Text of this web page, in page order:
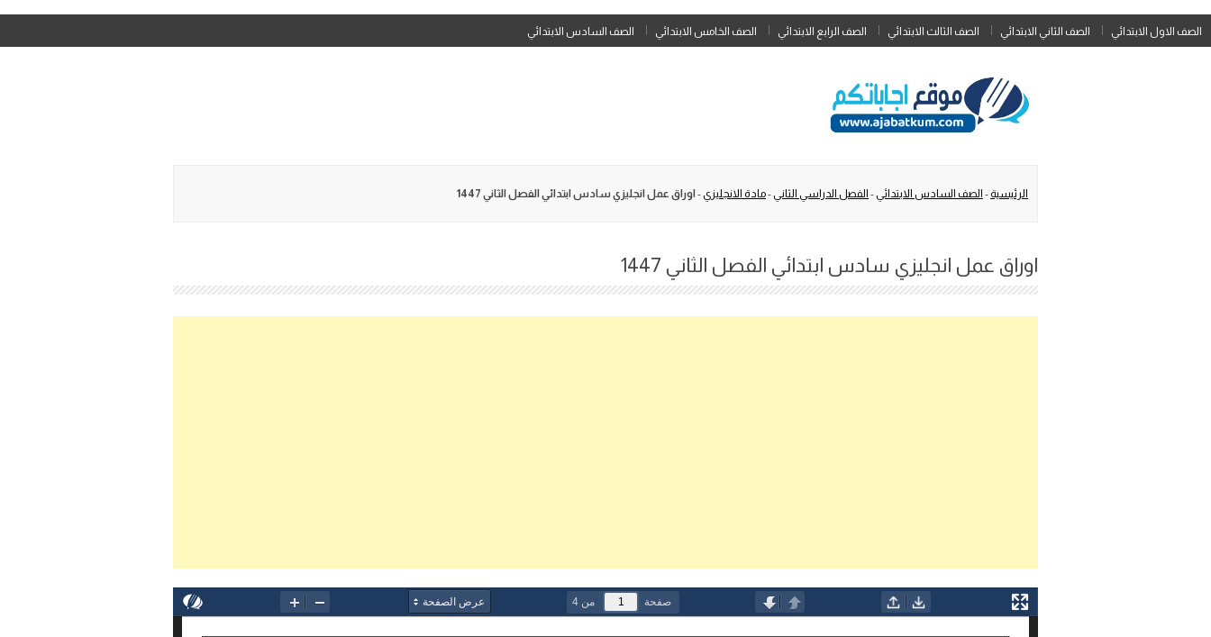
Skip
to
الصف الاول الابتدائي الصف الثاني الابتدائي الصف الثالث الابتدائي الصف الرابع الابتدائي الصف الخامس الابتدائي الصف السادس الابتدائي
الرئيسية - الصف السادس الابتدائي - الفصل الدراسي الثاني -مادة الانجليزي - اوراق عمل انجليزي سادس ابتدائي الفصل الثاني 1447
اوراق عمل انجليزي سادس ابتدائي الفصل الثاني 1447